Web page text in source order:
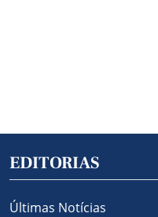
EDITORIAS
Últimas Notícias